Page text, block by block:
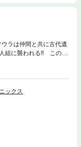
ラは仲間と共に古代遺
組に襲われる!! この混
クエスト伝説開幕!!
ん】
ックス